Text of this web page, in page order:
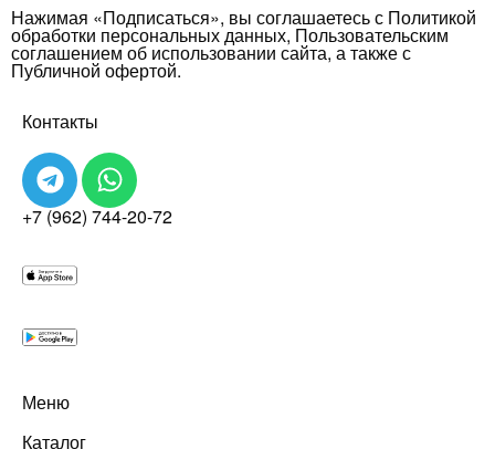
Нажимая «Подписаться», вы соглашаетесь с Политикой
обработки персональных данных, Пользовательским
соглашением об использовании сайта, а также с
Публичной офертой.
Контакты
+7 (962) 744-20-72
Меню
Каталог